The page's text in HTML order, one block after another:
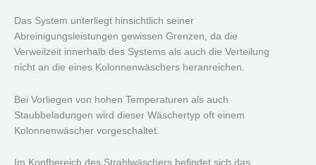
Das System unterliegt hinsichtlich seiner
Abreinigungsleistungen gewissen Grenzen, da die
Verweilzeit innerhalb des Systems als auch die Verteilung
nicht an die eines Kolonnenwäschers heranreichen.
Bei Vorliegen von hohen Temperaturen als auch
Staubbeladungen wird dieser Wäschertyp oft einem
Kolonnenwäscher vorgeschaltet.
Im Kopfbereich des Strahlwäschers befindet sich das